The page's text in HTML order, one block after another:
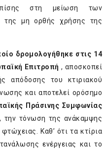
στη μείωση των
της μη ορθής χρήσης της
δρομολογήθηκε στις 14
Επιτροπή , αποσκοπεί
απόδοσης του κτιριακού
και αποτελεί ορόσημο
Πράσινης Συμφωνίας
τόνωση της ανάκαμψης
Καθ’ ότι τα κτίρια
ενέργειας και το